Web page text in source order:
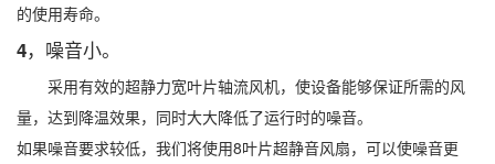
的使用寿命。
4，噪音小。
采用有效的超静力宽叶片轴流风机，使设备能够保证所需的风
量，达到降温效果，同时大大降低了运行时的噪音。
如果噪音要求较低，我们将使用8叶片超静音风扇，可以使噪音更